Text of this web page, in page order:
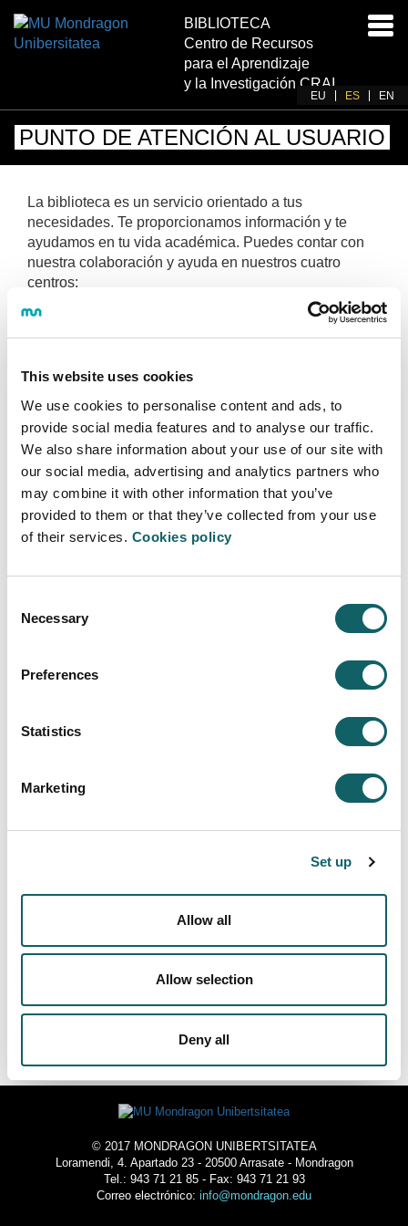
This website uses cookies
We use cookies to personalise content and ads, to
provide social media features and to analyse our traffic.
We also share information about your use of our site with
our social media, advertising and analytics partners who
may combine it with other information that you’ve
provided to them or that they’ve collected from your use
of their services. Cookies policy
Selection
Necessary
Preferences
Statistics
Marketing
Set up
Allow all
Allow selection
Deny all
BIBLIOTECA
Centro de Recursos
para el Aprendizaje
y la Investigación CRAI
EU ES EN
PUNTO DE ATENCIÓN AL USUARIO
La biblioteca es un servicio orientado a tus
necesidades. Te proporcionamos información y te
ayudamos en tu vida académica. Puedes contar con
nuestra colaboración y ayuda en nuestros cuatro
centros:
Ciencias Gastronómicas.
Oñati, Bidasoa y Bilbao, especializada en el
área de Economía y Empresa.
Biblioteca de la Escuela Politécnica Superior
en Arrasate, especializada en el área de las
Ingenierías.
Biblioteca de la Facultad de Humanidades y
Ciencias de la Educación
Todas las bibliotecas disponemos de un mostrador de
necesidades. También te atenderemos a través de
SERVICIOS
Préstamos, reservas y renovación de
Servicio de Acceso al documento
Reserva de espacios y recursos
© 2017 MONDRAGON UNIBERTSITATEA
Loramendi, 4. Apartado 23 - 20500 Arrasate - Mondragon
Tel.: 943 71 21 85 - Fax: 943 71 21 93
Correo electrónico: info@mondragon.edu